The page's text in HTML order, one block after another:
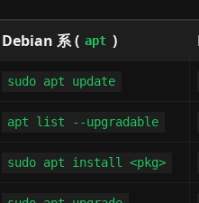
Debian 系 ( apt )
sudo apt update
apt list --upgradable
sudo apt install <pkg>